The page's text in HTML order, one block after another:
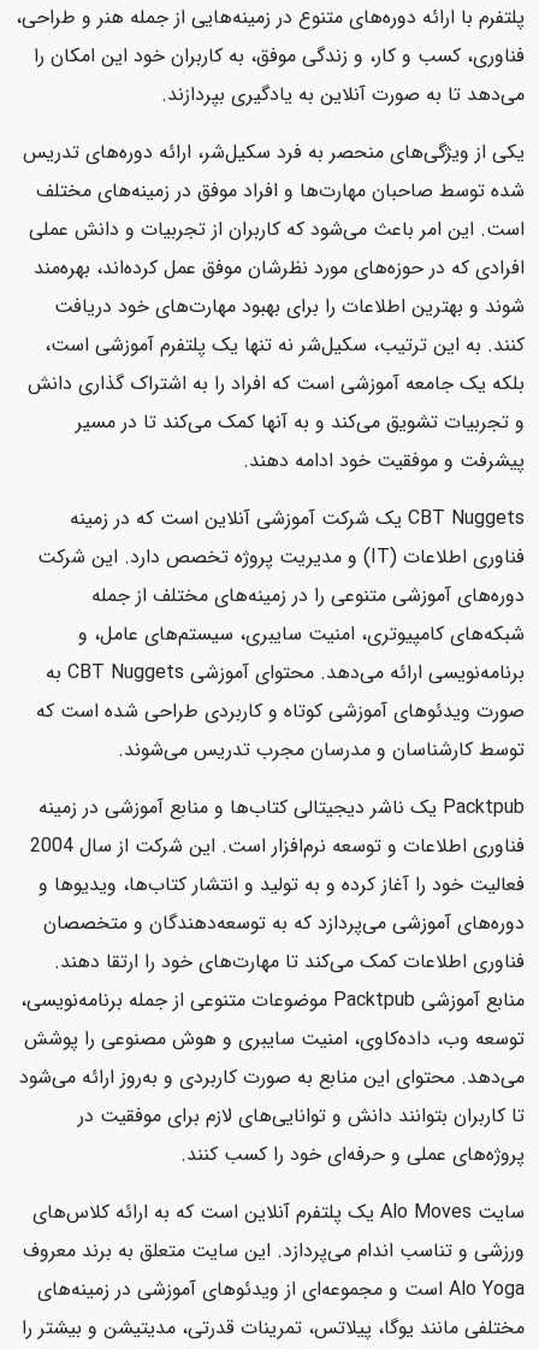
پلتفرم با ارائه دوره‌های متنوع در زمینه‌هایی از جمله هنر و طراحی،
فناوری، کسب و کار، و زندگی موفق، به کاربران خود این امکان را
می‌دهد تا به صورت آنلاین به یادگیری بپردازند.
یکی از ویژگی‌های منحصر به فرد سکیل‌شر، ارائه دوره‌های تدریس
شده توسط صاحبان مهارت‌ها و افراد موفق در زمینه‌های مختلف
است. این امر باعث می‌شود که کاربران از تجربیات و دانش عملی
افرادی که در حوزه‌های مورد نظرشان موفق عمل کرده‌اند، بهره‌مند
شوند و بهترین اطلاعات را برای بهبود مهارت‌های خود دریافت
کنند. به این ترتیب، سکیل‌شر نه تنها یک پلتفرم آموزشی است،
بلکه یک جامعه آموزشی است که افراد را به اشتراک گذاری دانش
و تجربیات تشویق می‌کند و به آنها کمک می‌کند تا در مسیر
پیشرفت و موفقیت خود ادامه دهند.
CBT Nuggets یک شرکت آموزشی آنلاین است که در زمینه
فناوری اطلاعات (IT) و مدیریت پروژه تخصص دارد. این شرکت
دوره‌های آموزشی متنوعی را در زمینه‌های مختلف از جمله
شبکه‌های کامپیوتری، امنیت سایبری، سیستم‌های عامل، و
برنامه‌نویسی ارائه می‌دهد. محتوای آموزشی CBT Nuggets به
صورت ویدئوهای آموزشی کوتاه و کاربردی طراحی شده است که
توسط کارشناسان و مدرسان مجرب تدریس می‌شوند.
Packtpub یک ناشر دیجیتالی کتاب‌ها و منابع آموزشی در زمینه
فناوری اطلاعات و توسعه نرم‌افزار است. این شرکت از سال 2004
فعالیت خود را آغاز کرده و به تولید و انتشار کتاب‌ها، ویدیوها و
دوره‌های آموزشی می‌پردازد که به توسعه‌دهندگان و متخصصان
فناوری اطلاعات کمک می‌کند تا مهارت‌های خود را ارتقا دهند.
منابع آموزشی Packtpub موضوعات متنوعی از جمله برنامه‌نویسی،
توسعه وب، داده‌کاوی، امنیت سایبری و هوش مصنوعی را پوشش
می‌دهد. محتوای این منابع به صورت کاربردی و به‌روز ارائه می‌شود
تا کاربران بتوانند دانش و توانایی‌های لازم برای موفقیت در
پروژه‌های عملی و حرفه‌ای خود را کسب کنند.
سایت Alo Moves یک پلتفرم آنلاین است که به ارائه کلاس‌های
ورزشی و تناسب اندام می‌پردازد. این سایت متعلق به برند معروف
Alo Yoga است و مجموعه‌ای از ویدئوهای آموزشی در زمینه‌های
مختلفی مانند یوگا، پیلاتس، تمرینات قدرتی، مدیتیشن و بیشتر را